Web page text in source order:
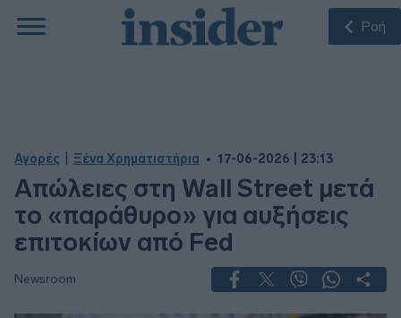
Ροή
Αγορές Ξένα Χρηματιστήρια 17-06-2026 | 23:13
Απώλειες στη Wall Street μετά
το «παράθυρο» για αυξήσεις
επιτοκίων από Fed
Newsroom